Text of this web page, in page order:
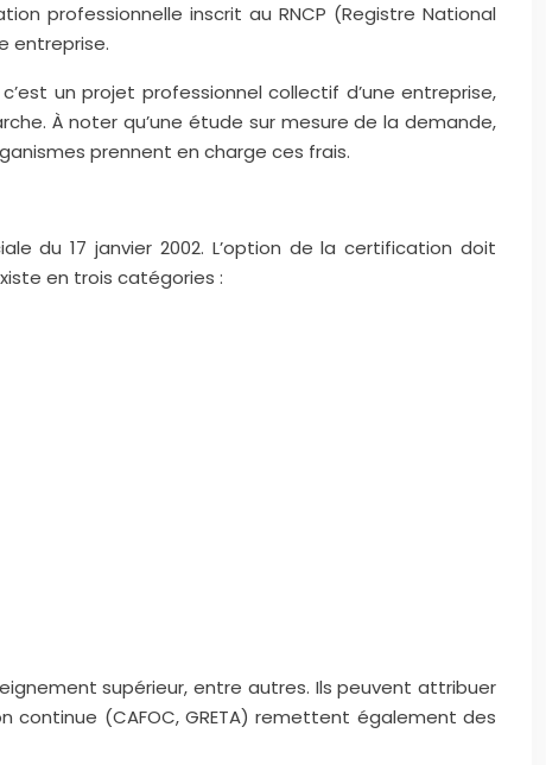
professionnelle inscrit au RNCP (Registre National
entreprise.
un projet professionnel collectif d’une entreprise,
À noter qu’une étude sur mesure de la demande,
prennent en charge ces frais.
du 17 janvier 2002. L’option de la certification doit
en trois catégories :
supérieur, entre autres. Ils peuvent attribuer
continue (CAFOC, GRETA) remettent également des